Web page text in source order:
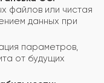
файлов или чистая
данных при
параметров,
от будущих